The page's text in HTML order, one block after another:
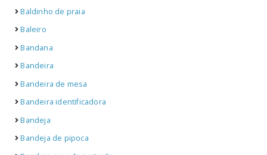
Baldinho de praia
Baleiro
Bandana
Bandeira
Bandeira de mesa
Bandeira identificadora
Bandeja
Bandeja de pipoca